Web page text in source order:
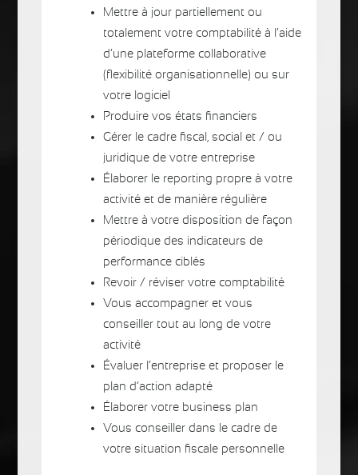
Mettre à jour partiellement ou
totalement votre comptabilité à l’aide
d’une plateforme collaborative
(flexibilité organisationnelle) ou sur
votre logiciel
Produire vos états financiers
Gérer le cadre fiscal, social et / ou
juridique de votre entreprise
Élaborer le reporting propre à votre
activité et de manière régulière
Mettre à votre disposition de façon
périodique des indicateurs de
performance ciblés
Revoir / réviser votre comptabilité
Vous accompagner et vous
conseiller tout au long de votre
activité
Évaluer l’entreprise et proposer le
plan d’action adapté
Élaborer votre business plan
Vous conseiller dans le cadre de
votre situation fiscale personnelle